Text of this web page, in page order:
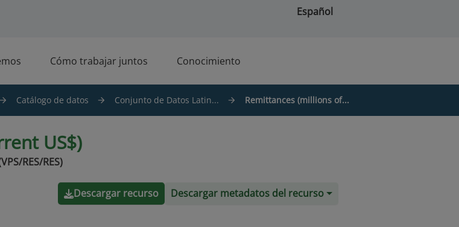
Español
Cómo trabajar juntos Conocimiento
Catálogo de datos Conjunto de Datos Latin... Remittances (millions of...
US$)
RES/RES)
Descargar recurso Descargar metadatos del recurso